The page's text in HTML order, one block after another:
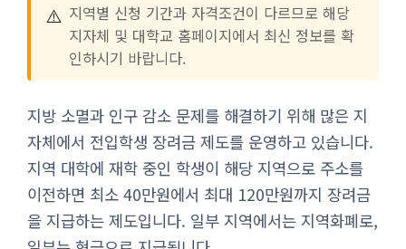
⚠️ 지역별 신청 기간과 자격조건이 다르므로 해당
지자체 및 대학교 홈페이지에서 최신 정보를 확
인하시기 바랍니다.
지방 소멸과 인구 감소 문제를 해결하기 위해 많은 지
자체에서 전입학생 장려금 제도를 운영하고 있습니다.
지역 대학에 재학 중인 학생이 해당 지역으로 주소를
이전하면 최소 40만원에서 최대 120만원까지 장려금
을 지급하는 제도입니다. 일부 지역에서는 지역화폐로,